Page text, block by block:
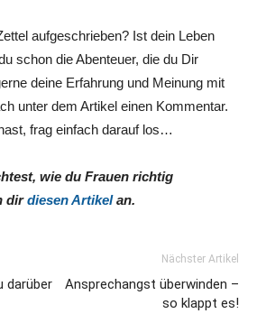
aufgeschrieben? Ist dein Leben
schon die Abenteuer, die du Dir
deine Erfahrung und Meinung mit
unter dem Artikel einen Kommentar.
frag einfach darauf los…
wie du Frauen richtig
dirdiesen Artikelan.
darüber
Nächster Artikel
Ansprechangst überwinden –
so klappt es!